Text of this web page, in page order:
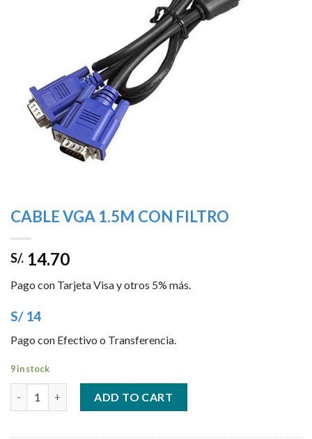
CABLE VGA 1.5M CON FILTRO
S/. 14.70
Pago con Tarjeta Visa y otros 5% más.
S/ 14
Pago con Efectivo o Transferencia.
9 in stock
ADD TO CART